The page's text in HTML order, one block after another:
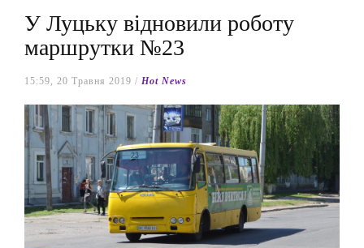
У Луцьку відновили роботу
маршрутки №23
15:59, 20 Травня 2019 / Hot News